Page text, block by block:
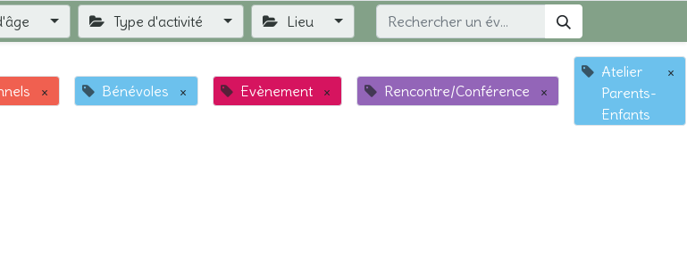
Type d'activité Lieu
× Bénévoles × Evènement × Rencontre/Conférence ×
Atelier
Parents-
Enfants
×